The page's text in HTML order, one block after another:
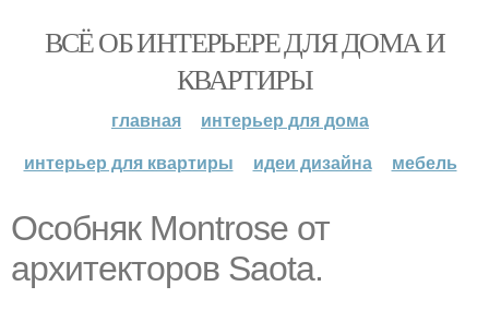
ВСЁ ОБ ИНТЕРЬЕРЕ ДЛЯ ДОМА И
КВАРТИРЫ
главная
интерьер для дома
интерьер для квартиры
идеи дизайна мебель
Особняк Montrose от
архитекторов Saota.